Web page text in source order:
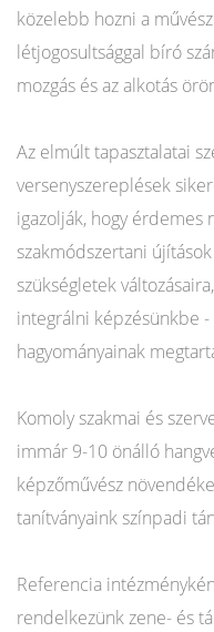
közelebb hozni a
létjogosultsággal bíró
mozgás és az alkotás
Az elmúlt tapasztalatai
versenyszereplések
igazolják, hogy
szakmódszertani
szükségletek
integrálni képzésünkbe
hagyományainak
Komoly szakmai és
immár 9-10 önálló
képzőművész
tanítványaink színpadi
Referencia
rendelkezünk zene- és